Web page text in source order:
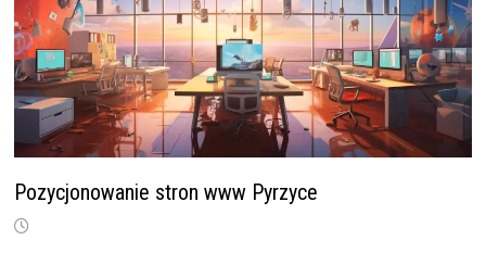
Pozycjonowanie stron www Pyrzyce